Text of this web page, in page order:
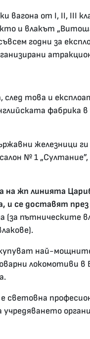
от І, ІІ, ІІІ
и влакът
годни за
след това и
фабрика
железници ги
№ 1
на жп линията
и се доставят през
пътническите
най-
локомотиви в
световна